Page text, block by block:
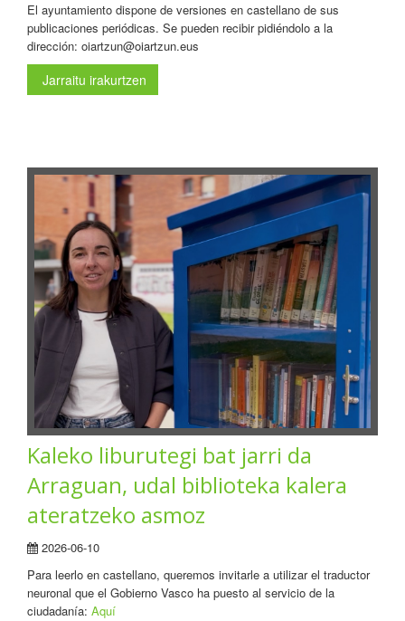
El ayuntamiento dispone de versiones en castellano de sus
publicaciones periódicas. Se pueden recibir pidiéndolo a la
dirección: oiartzun@oiartzun.eus
Jarraitu irakurtzen
Kaleko liburutegi bat jarri da
Arraguan, udal biblioteka kalera
ateratzeko asmoz
2026-06-10
Para leerlo en castellano, queremos invitarle a utilizar el traductor
neuronal que el Gobierno Vasco ha puesto al servicio de la
ciudadanía: Aquí